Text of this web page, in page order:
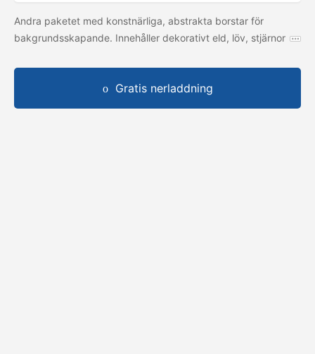
Andra paketet med konstnärliga, abstrakta borstar för
bakgrundsskapande. Innehåller dekorativt eld, löv, stjärnor
Gratis nerladdning